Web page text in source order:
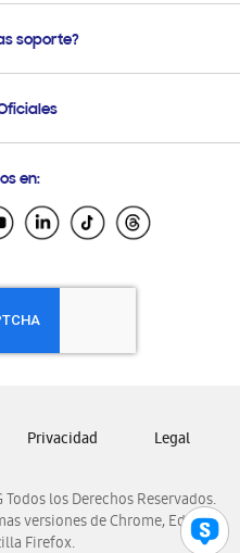
soporte?
eMail
Salvador
en:
los Derechos Reservados.
versiones de Chrome, Edge,
Firefox.
Privacidad Legal